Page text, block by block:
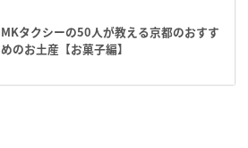
MKタクシーの50人が教える京都のおすす
めのお土産【お菓子編】